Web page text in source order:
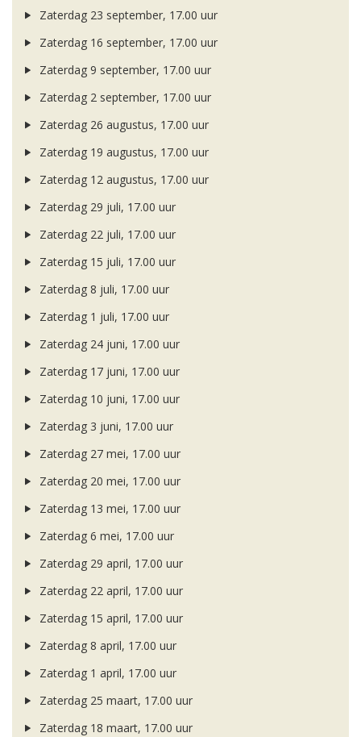
Zaterdag 23 september, 17.00 uur
Zaterdag 16 september, 17.00 uur
Zaterdag 9 september, 17.00 uur
Zaterdag 2 september, 17.00 uur
Zaterdag 26 augustus, 17.00 uur
Zaterdag 19 augustus, 17.00 uur
Zaterdag 12 augustus, 17.00 uur
Zaterdag 29 juli, 17.00 uur
Zaterdag 22 juli, 17.00 uur
Zaterdag 15 juli, 17.00 uur
Zaterdag 8 juli, 17.00 uur
Zaterdag 1 juli, 17.00 uur
Zaterdag 24 juni, 17.00 uur
Zaterdag 17 juni, 17.00 uur
Zaterdag 10 juni, 17.00 uur
Zaterdag 3 juni, 17.00 uur
Zaterdag 27 mei, 17.00 uur
Zaterdag 20 mei, 17.00 uur
Zaterdag 13 mei, 17.00 uur
Zaterdag 6 mei, 17.00 uur
Zaterdag 29 april, 17.00 uur
Zaterdag 22 april, 17.00 uur
Zaterdag 15 april, 17.00 uur
Zaterdag 8 april, 17.00 uur
Zaterdag 1 april, 17.00 uur
Zaterdag 25 maart, 17.00 uur
Zaterdag 18 maart, 17.00 uur